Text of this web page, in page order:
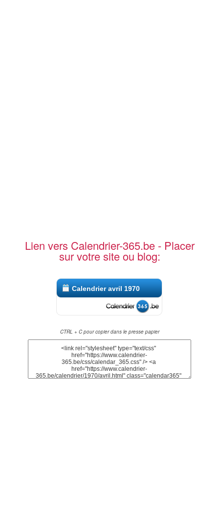
Lien vers Calendrier-365.be - Placer
sur votre site ou blog:
Calendrier avril 1970
CTRL + C pour copier dans le presse papier